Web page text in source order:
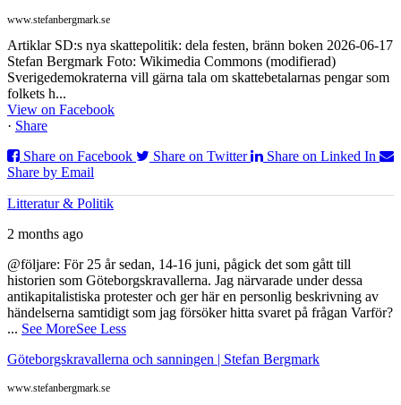
www.stefanbergmark.se
Artiklar SD:s nya skattepolitik: dela festen, bränn boken 2026-06-17
Stefan Bergmark Foto: Wikimedia Commons (modifierad)
Sverigedemokraterna vill gärna tala om skattebetalarnas pengar som
folkets h...
View on Facebook
· Share
Share on Facebook
Share on Twitter
Share on Linked In
Share by Email
Litteratur & Politik
2 months ago
@följare: För 25 år sedan, 14-16 juni, pågick det som gått till
historien som Göteborgskravallerna. Jag närvarade under dessa
antikapitalistiska protester och ger här en personlig beskrivning av
händelserna samtidigt som jag försöker hitta svaret på frågan Varför?
... See MoreSee Less
Göteborgskravallerna och sanningen | Stefan Bergmark
www.stefanbergmark.se